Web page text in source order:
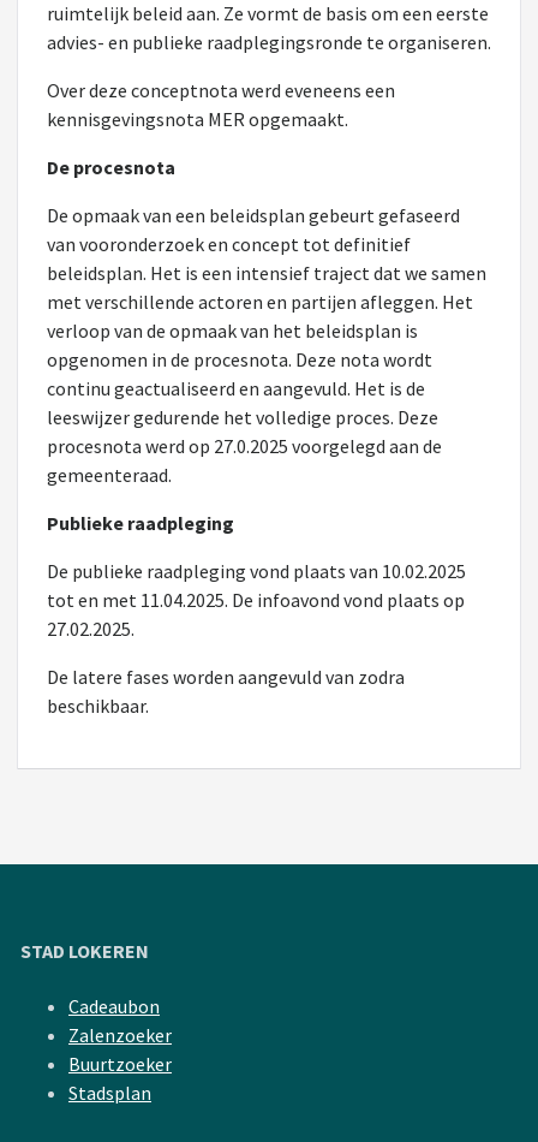
ruimtelijk beleid aan. Ze vormt de basis om een eerste
advies- en publieke raadplegingsronde te organiseren.
Over deze conceptnota werd eveneens een
kennisgevingsnota MER opgemaakt.
De procesnota
De opmaak van een beleidsplan gebeurt gefaseerd
van vooronderzoek en concept tot definitief
beleidsplan. Het is een intensief traject dat we samen
met verschillende actoren en partijen afleggen. Het
verloop van de opmaak van het beleidsplan is
opgenomen in de procesnota. Deze nota wordt
continu geactualiseerd en aangevuld. Het is de
leeswijzer gedurende het volledige proces. Deze
procesnota werd op 27.0.2025 voorgelegd aan de
gemeenteraad.
Publieke raadpleging
De publieke raadpleging vond plaats van 10.02.2025
tot en met 11.04.2025. De infoavond vond plaats op
27.02.2025.
De latere fases worden aangevuld van zodra
beschikbaar.
STAD LOKEREN
Cadeaubon
Zalenzoeker
Buurtzoeker
Stadsplan